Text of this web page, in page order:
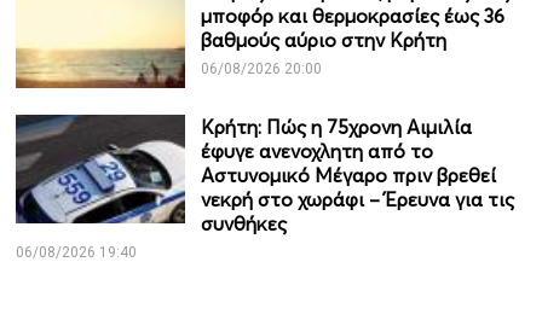
μποφόρ και θερμοκρασίες έως 36
βαθμούς αύριο στην Κρήτη
06/08/2026 20:00
Κρήτη: Πώς η 75χρονη Αιμιλία
έφυγε ανενοχλητη από το
Αστυνομικό Μέγαρο πριν βρεθεί
νεκρή στο χωράφι – Έρευνα για τις
συνθήκες
06/08/2026 19:40